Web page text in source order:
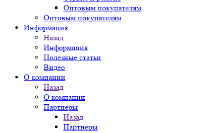
Оптовым покупателям
Оптовым покупателям
Информация
Назад
Информация
Полезные статьи
Видео
О компании
Назад
О компании
Партнеры
Назад
Партнеры